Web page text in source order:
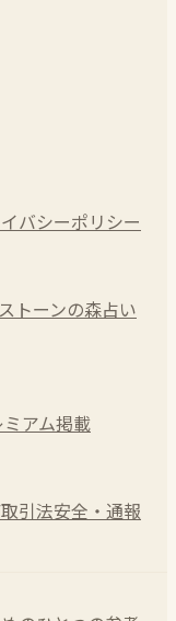
バシーポリシー
トーンの森占い
ミアム掲載
引法安全・通報